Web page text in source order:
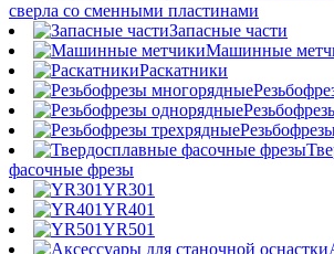
сверла со сменными пластинами
Запасные части
Машинные
Раскатники
фасочные фрезы
YR301
YR401
YR501